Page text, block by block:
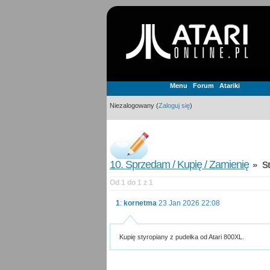
Menu Forum Atariki
Niezalogowany (Zaloguj się)
10. Sprzedam / Kupię / Zamienię»
Od 1 do 1 z 1
1: kornetma 23 Jan 2026 22:08
Kupię styropiany z pudełka od Atari 800XL.